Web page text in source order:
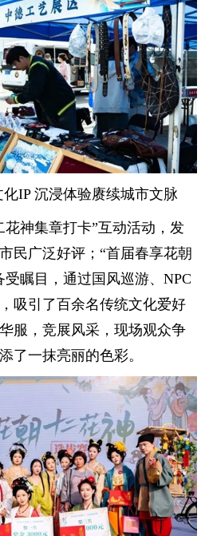
IP 沉浸体验赓续城市文脉
花神集章打卡”互动活动，发
民广泛好评；“首届春享花朝
瞩目，通过国风巡游、NPC
吸引了百余名传统文化爱好
服，竞展风采，现场观众争
了一抹亮丽的色彩。